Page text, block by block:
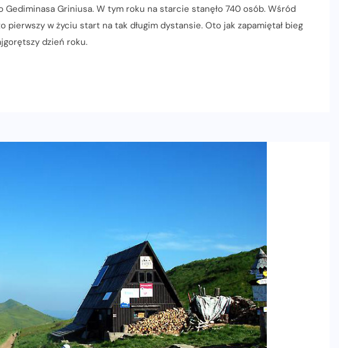
Gediminasa Griniusa. W tym roku na starcie stanęło 740 osób. Wśród
pierwszy w życiu start na tak długim dystansie. Oto jak zapamiętał bieg
dzień roku.